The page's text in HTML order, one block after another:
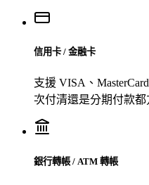
信用卡 / 金融卡
支援 VISA、
次付清還是分期付款都
銀行轉帳 / ATM 轉帳